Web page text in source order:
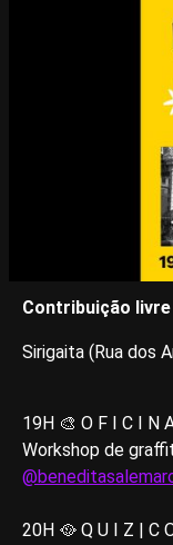
Contribuição
Sirigaita (Rua dos
19H 🎨 O F I C I N
Workshop de
20H 🥘 Q U I Z | C